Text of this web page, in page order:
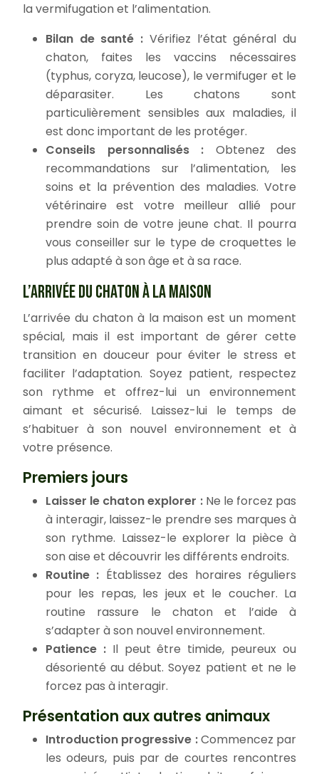
la vermifugation et l’alimentation.
Bilan de santé : Vérifiez l’état général du
chaton, faites les vaccins nécessaires
(typhus, coryza, leucose), le vermifuger et le
déparasiter. Les chatons sont
particulièrement sensibles aux maladies, il
est donc important de les protéger.
Conseils personnalisés : Obtenez des
recommandations sur l’alimentation, les
soins et la prévention des maladies. Votre
vétérinaire est votre meilleur allié pour
prendre soin de votre jeune chat. Il pourra
vous conseiller sur le type de croquettes le
plus adapté à son âge et à sa race.
L’ARRIVÉE DU CHATON À LA MAISON
L’arrivée du chaton à la maison est un moment
spécial, mais il est important de gérer cette
transition en douceur pour éviter le stress et
faciliter l’adaptation. Soyez patient, respectez
son rythme et offrez-lui un environnement
aimant et sécurisé. Laissez-lui le temps de
s’habituer à son nouvel environnement et à
votre présence.
Premiers jours
Laisser le chaton explorer : Ne le forcez pas
à interagir, laissez-le prendre ses marques à
son rythme. Laissez-le explorer la pièce à
son aise et découvrir les différents endroits.
Routine : Établissez des horaires réguliers
pour les repas, les jeux et le coucher. La
routine rassure le chaton et l’aide à
s’adapter à son nouvel environnement.
Patience : Il peut être timide, peureux ou
désorienté au début. Soyez patient et ne le
forcez pas à interagir.
Présentation aux autres animaux
Introduction progressive :Commencez par
les odeurs, puis par de courtes rencontres